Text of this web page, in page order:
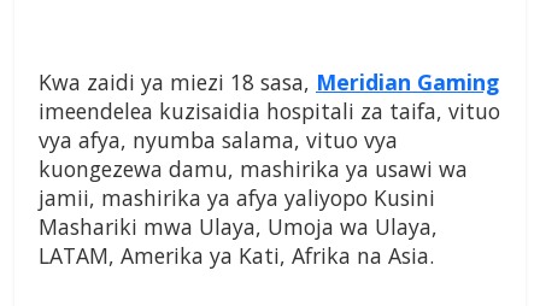
Kwa zaidi ya miezi 18 sasa, Meridian Gaming
imeendelea kuzisaidia hospitali za taifa, vituo
vya afya, nyumba salama, vituo vya
kuongezewa damu, mashirika ya usawi wa
jamii, mashirika ya afya yaliyopo Kusini
Mashariki mwa Ulaya, Umoja wa Ulaya,
LATAM, Amerika ya Kati, Afrika na Asia.